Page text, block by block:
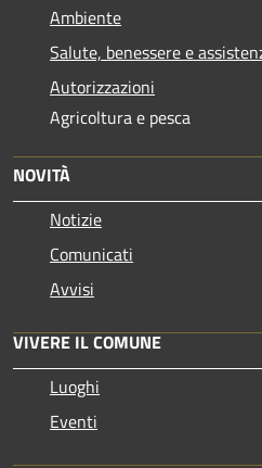
Ambiente
Salute, benessere e
Autorizzazioni
Agricoltura e pesca
NOVITÀ
Notizie
Comunicati
Avvisi
VIVERE IL COMUNE
Luoghi
Eventi